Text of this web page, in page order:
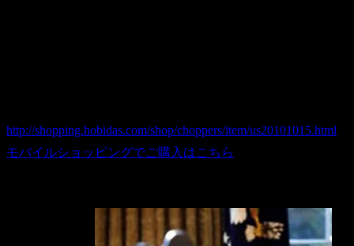
http://shopping.hobidas.com/shop/choppers/item/us20101015.html
モバイルショッピングでご購入はこちら